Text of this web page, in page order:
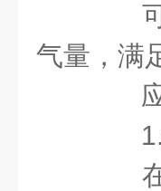
可
气量，满
应
1.
在